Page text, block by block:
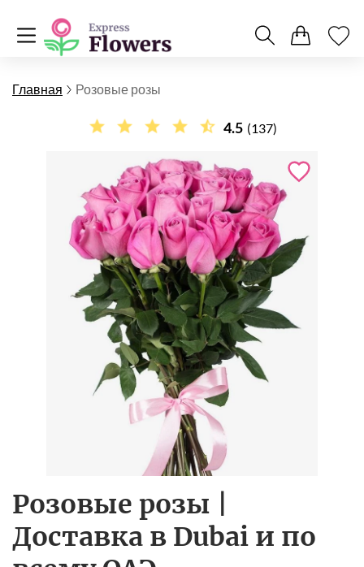
Главная Розовые розы
4.5 (137)
Розовые розы |
Доставка в Dubai и по